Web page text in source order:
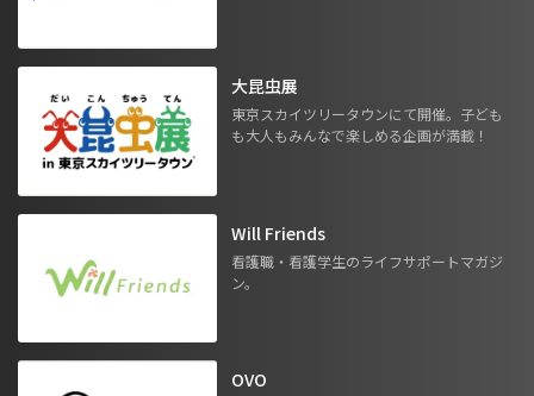
大昆虫展
東京スカイツリータウンにて開催。子ども
も大人もみんなで楽しめる企画が満載！
Will Friends
看護職・看護学生のライフサポートマガジ
ン。
OVO